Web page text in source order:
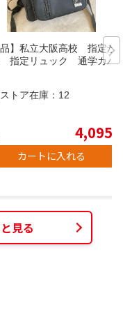
品】私立大阪高校 指定か
指定リュック 通学カバ
トア在庫： 12
4,095
カートに入れる
見る